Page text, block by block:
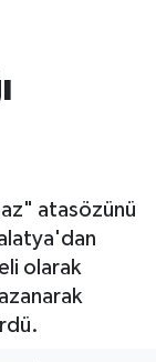
atasözünü
olarak